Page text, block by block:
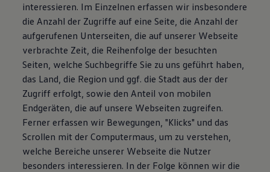
interessieren. Im Einzelnen erfassen wir insbesondere
die Anzahl der Zugriffe auf eine Seite, die Anzahl der
aufgerufenen Unterseiten, die auf unserer Webseite
verbrachte Zeit, die Reihenfolge der besuchten
Seiten, welche Suchbegriffe Sie zu uns geführt haben,
das Land, die Region und ggf. die Stadt aus der der
Zugriff erfolgt, sowie den Anteil von mobilen
Endgeräten, die auf unsere Webseiten zugreifen.
Ferner erfassen wir Bewegungen, "Klicks" und das
Scrollen mit der Computermaus, um zu verstehen,
welche Bereiche unserer Webseite die Nutzer
besonders interessieren. In der Folge können wir die